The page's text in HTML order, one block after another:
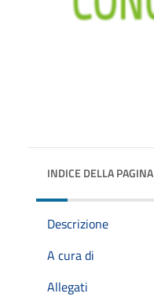
INDICE DELLA PAGINA
Descrizione
A cura di
Allegati